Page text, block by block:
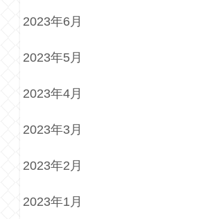
2023年6月
2023年5月
2023年4月
2023年3月
2023年2月
2023年1月